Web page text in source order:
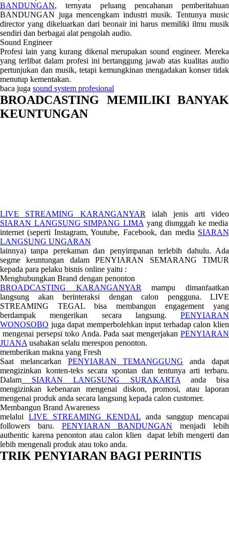
BANDUNGAN, ternyata peluang pencahanan pemberitahuan
BANDUNGAN juga mencengkam industri musik. Tentunya music
director yang dikeluarkan dari beonair ini harus memiliki ilmu musik
sendiri dan berbagai alat pengolah audio.
Sound Engineer
Profesi lain yang kurang dikenal merupakan sound engineer. Mereka
yang terlibat dalam profesi ini bertanggung jawab atas kualitas audio
pertunjukan dan musik, tetapi kemungkinan mengadakan konser tidak
menutup kementakan.
baca juga sound system profesional
BROADCASTING MEMILIKI BANYAK
KEUNTUNGAN
LIVE STREAMING KARANGANYAR ialah jenis arti video
SIARAN LANGSUNG SIMPANG LIMA yang diunggah ke media
internet (seperti Instagram, Youtube, Facebook, dan media SIARAN
LANGSUNG UNGARAN
lainnya) tanpa perekaman dan penyimpanan terlebih dahulu. Ada
segme keuntungan dalam PENYIARAN SEMARANG TIMUR
kepada para pelaku bisnis online yaitu :
Menghubungkan Brand dengan penonton
BROADCASTING KARANGANYAR mampu dimanfaatkan
langsung akan berinteraksi dengan calon pengguna. LIVE
STREAMING TEGAL bisa membangun engagement yang
berdampak mengerikan secara langsung. PENYIARAN
WONOSOBO juga dapat memperbolehkan input terhadap calon klien
mengenai persepsi toko Anda. Pada saat mengerjakan PENYIARAN
JUANA usahakan selalu merespon penonton.
memberikan makna yang Fresh
Saat melancarkan PENYIARAN TEMANGGUNG anda dapat
mengizinkan konten-teks secara spontan dan tentunya arti terbaru.
Dalam SIARAN LANGSUNG SURAKARTA anda bisa
mengizinkan kebenaran mengenai diskon, promosi, atau laporan
mengenai produk anda secara langsung kepada calon customer.
Membangun Brand Awareness
melalui LIVE STREAMING KENDAL anda sanggup mencapai
followers baru. PENYIARAN BANDUNGAN menjadi lebih
authentic karena penonton atau calon klien dapat lebih mengerti dan
lebih mengenali produk atau toko anda.
TRIK PENYIARAN BAGI PERINTIS